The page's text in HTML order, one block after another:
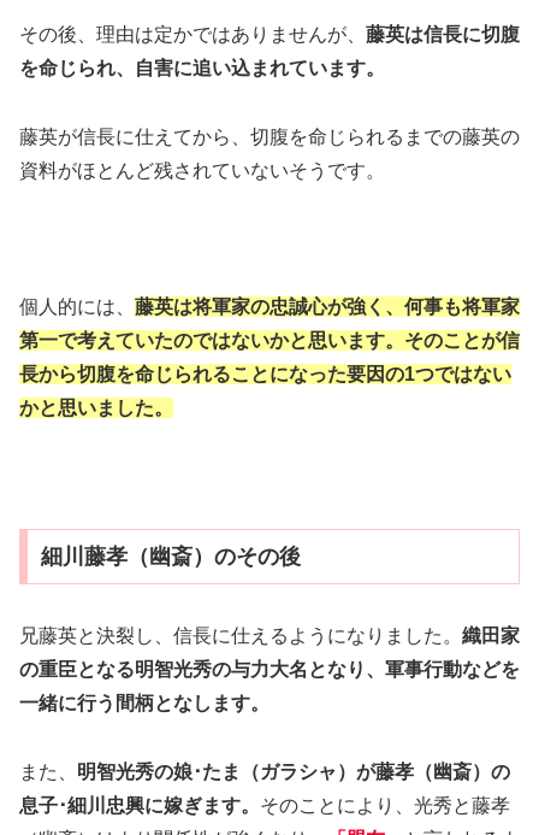
その後、理由は定かではありませんが、 藤英は信長に切腹
を命じられ、自害に追い込まれています。
藤英が信長に仕えてから、切腹を命じられるまでの藤英の
資料がほとんど残されていないそうです。
個人的には、 藤英は将軍家の忠誠心が強く、何事も将軍家
第一で考えていたのではないかと思います。そのことが信
長から切腹を命じられることになった要因の1つではない
かと思いました。
細川藤孝（幽斎）のその後
兄藤英と決裂し、信長に仕えるようになりました。 織田家
の重臣となる明智光秀の与力大名となり、軍事行動などを
一緒に行う間柄となします。
また、 明智光秀の娘･たま（ガラシャ）が藤孝（幽斎）の
息子･細川忠興に嫁ぎます。 そのことにより、光秀と藤孝